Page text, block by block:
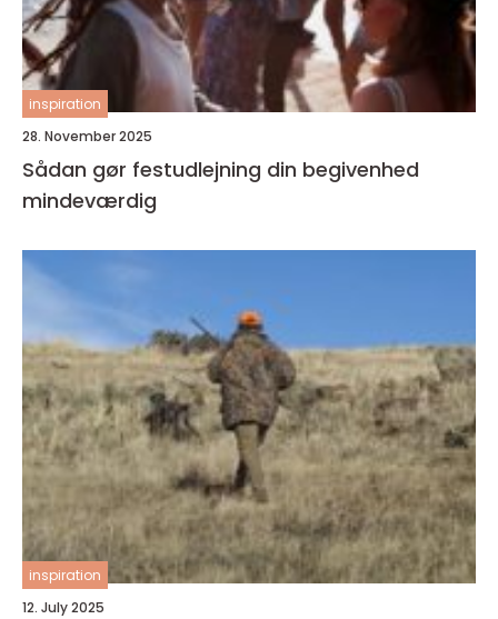
inspiration
28. November 2025
Sådan gør festudlejning din begivenhed
mindeværdig
inspiration
12. July 2025